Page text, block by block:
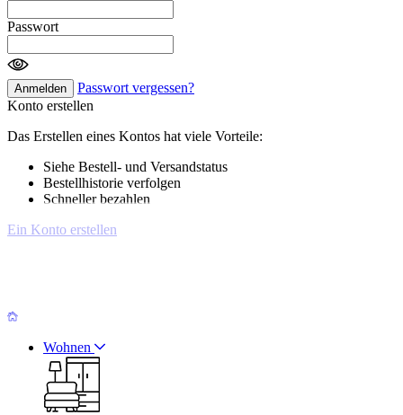
Passwort
Anmelden
Passwort vergessen?
Konto erstellen
Das Erstellen eines Kontos hat viele Vorteile:
Siehe Bestell- und Versandstatus
Bestellhistorie verfolgen
Schneller bezahlen
Ein Konto erstellen
Wohnen